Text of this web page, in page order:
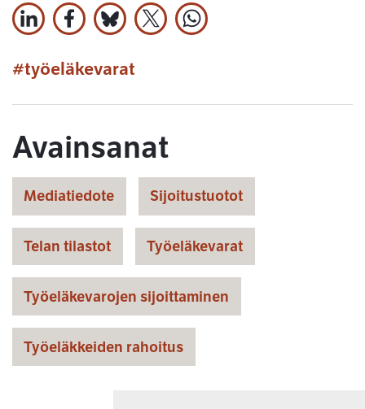
Jaa LinkedInissä
Jaa Facebookissa
Jaa Bluesky:ssa
Jaa X:ssäJaa WhatsApissa
#työeläkevarat
Avainsanat
Mediatiedote Sijoitustuotot
Telan tilastot Työeläkevarat
Työeläkevarojen sijoittaminen
Työeläkkeiden rahoitus